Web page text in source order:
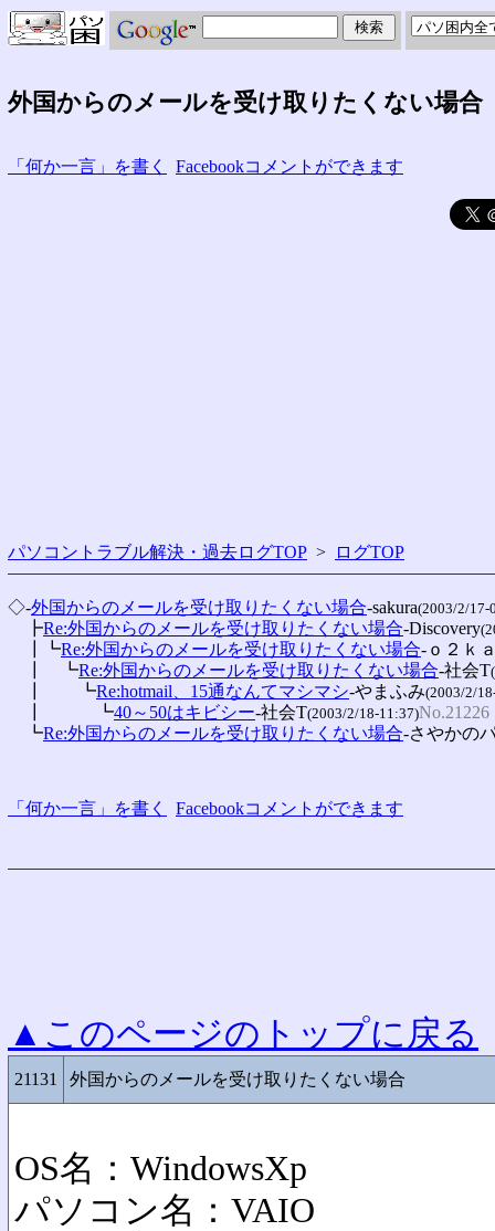
外国からのメールを受け取りたくない場合
「何か一言」を書く Facebookコメントができます
パソコントラブル解決・過去ログTOP > ログTOP
◇-外国からのメールを受け取りたくない場合-sakura(2003/2/17-
┣Re:外国からのメールを受け取りたくない場合-Discovery
┃┗Re:外国からのメールを受け取りたくない場合-ｏ２ｋ
┃　┗Re:外国からのメールを受け取りたくない場合-社会T
┃　　┗Re:hotmail、15通なんてマシマシ-やまふみ(2003/2/
┃　　　┗40～50はキビシー-社会T(2003/2/18-11:37)No.21226
┗Re:外国からのメールを受け取りたくない場合-さやかの
「何か一言」を書く Facebookコメントができます
▲このページのトップに戻る
21131 外国からのメールを受け取りたくない場合
OS名：WindowsXp
パソコン名：VAIO